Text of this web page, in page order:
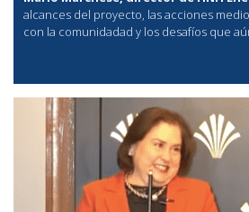
alcances del proyecto, las acciones
con la comunidadad y los desafíos que